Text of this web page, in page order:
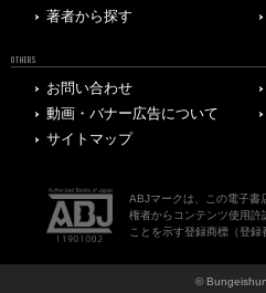
著者から探す
OTHERS
お問い合わせ
動画・バナー広告について
サイトマップ
ABJマークは、この電子書
権者からコンテンツ使用許
ことを示す登録商標（登録
©